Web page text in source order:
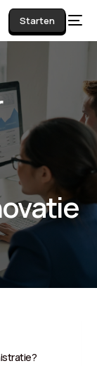
Starten